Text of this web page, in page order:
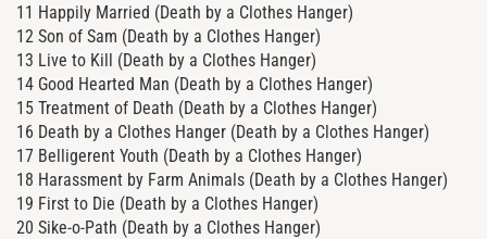
11 Happily Married (Death by a Clothes Hanger)
12 Son of Sam (Death by a Clothes Hanger)
13 Live to Kill (Death by a Clothes Hanger)
14 Good Hearted Man (Death by a Clothes Hanger)
15 Treatment of Death (Death by a Clothes Hanger)
16 Death by a Clothes Hanger (Death by a Clothes Hanger)
17 Belligerent Youth (Death by a Clothes Hanger)
18 Harassment by Farm Animals (Death by a Clothes Hanger)
19 First to Die (Death by a Clothes Hanger)
20 Sike-o-Path (Death by a Clothes Hanger)